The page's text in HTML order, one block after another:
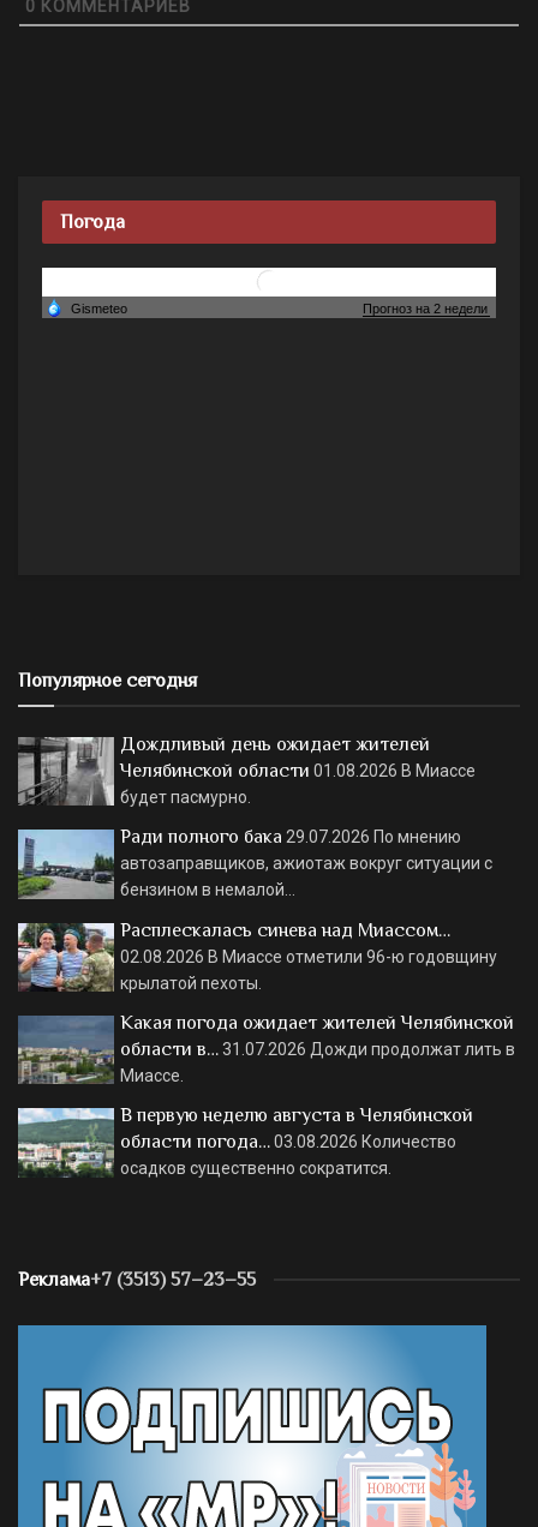
0 КОММЕНТАРИЕВ
Погода
Популярное сегодня
Дождливый день ожидает жителей
Челябинской области 01.08.2026 В Миассе
будет пасмурно.
Ради полного бака 29.07.2026 По мнению
автозаправщиков, ажиотаж вокруг ситуации с
бензином в немалой…
Расплескалась синева над Миассом…
02.08.2026 В Миассе отметили 96-ю годовщину
крылатой пехоты.
Какая погода ожидает жителей Челябинской
области в…31.07.2026 Дожди продолжат лить в
Миассе.
В первую неделю августа в Челябинской
области погода…03.08.2026 Количество
осадков существенно сократится.
Реклама+7 (3513) 57–23–55